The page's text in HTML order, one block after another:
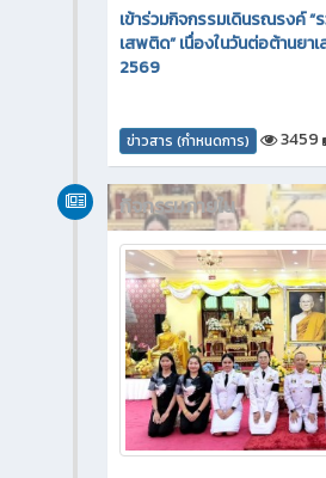
เข้าร่วมกิจกรรมเดินรณรงค์
เสพติด” เนื่องในวันต่อต้านยา
2569
ข่าวสาร (กำหนดการ) 3459
กิจกรรมภายใน